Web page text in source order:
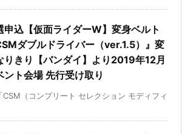
申込【仮面ライダーW】変身ベルト
ダブルドライバー（ver.1.5）』変
りきり【バンダイ】より2019年12月
ント会場 先行受け取り
（コンプリート セレクション モディフィ